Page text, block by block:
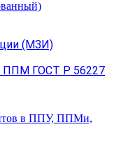
(МЗИ)
ППМ ГОСТ Р 56227
в ППУ, ППМи,